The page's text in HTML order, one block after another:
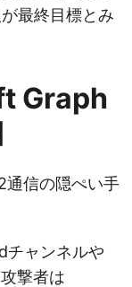
最終目標とみ
Graph
通信の隠ぺい手
チャンネルや
撃者は